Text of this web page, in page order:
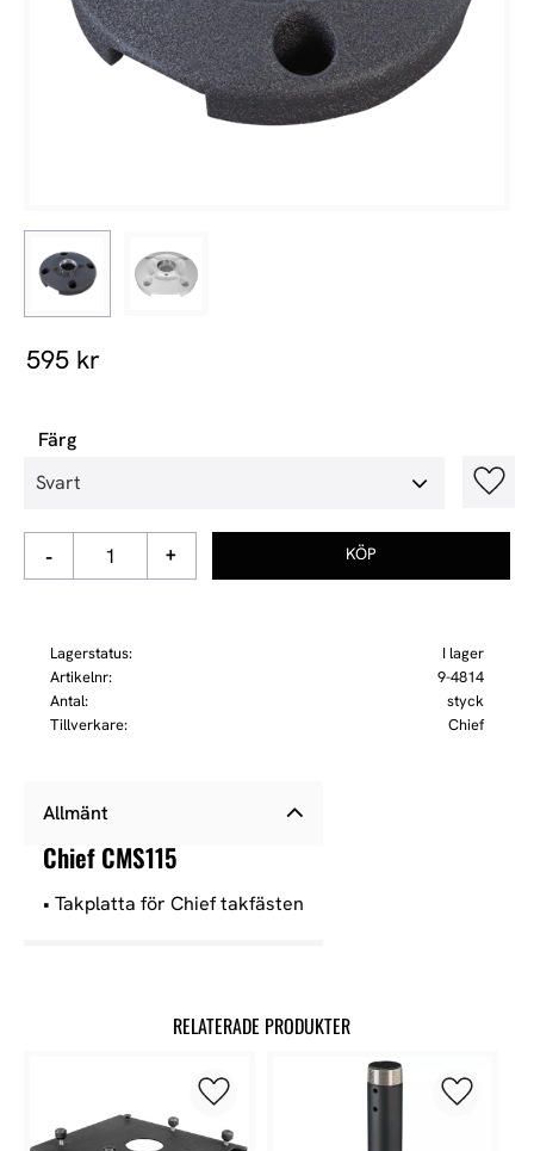
595 kr
Färg
+
-
Lagerstatus
I lager
Artikelnr
9-4814
Antal
styck
Tillverkare
Chief
Allmänt
Chief CMS115
• Takplatta för Chief takfästen
RELATERADE PRODUKTER
Lägg till i favoriter Lägg till